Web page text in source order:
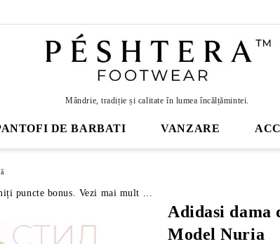
Mândrie, tradiție și calitate în lumea încălțămintei.
DE BARBATI VANZARE
puncte bonus. Vezi mai mult ...
Adidasi dama
Model Nuria